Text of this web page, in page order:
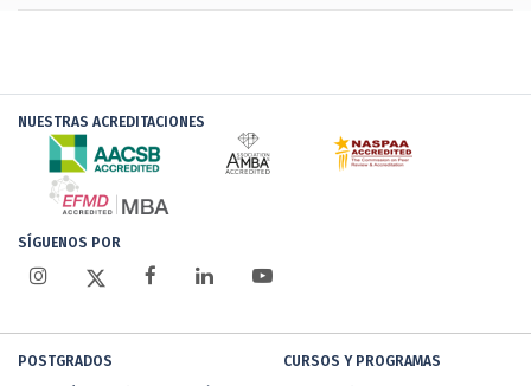
NUESTRAS ACREDITACIONES
SÍGUENOS POR
POSTGRADOS CURSOS Y PROGRAMAS